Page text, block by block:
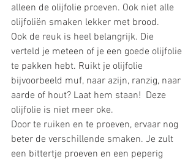
alleen de olijfolie proeven. Ook niet alle
olijfoliën smaken lekker met brood.
Ook de reuk is heel belangrijk. Die
verteld je meteen of je een goede olijfolie
te pakken hebt. Ruikt je olijfolie
bijvoorbeeld muf, naar azijn, ranzig, naar
aarde of hout? Laat hem staan!  Deze
olijfolie is niet meer oke.
Door te ruiken en te proeven, ervaar nog
beter de verschillende smaken. Je zult
een bittertje proeven en een peperig